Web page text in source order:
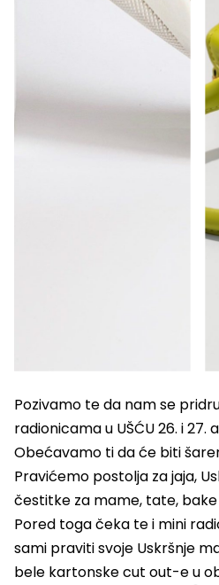
Pozivamo te da nam se
radionicama u UŠĆU 26. i 27.
Obećavamo ti da će biti
Pravićemo postolja za jaja,
čestitke za mame, tate, bake
Pored toga čeka te i mini
sami praviti svoje Uskršnje
bele kartonske cut out-e u